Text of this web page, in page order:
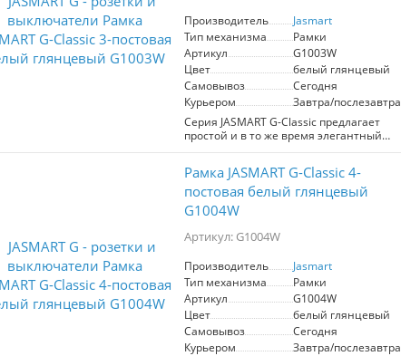
горизонтальная установка
Производитель
Jasmart
Тип механизма
Рамки
Артикул
G1003W
Цвет
белый глянцевый
Самовывоз
Сегодня
Курьером
Завтра/послезавтра
Серия JASMART G-Classic предлагает
простой и в то же время элегантный
дизайн, не подверженный
Рамки изготовлены из высокопрочного
поликарбоната, стойкого к
ультрафиолетовому излучению и
механическим повреждениям, просты в
уходе.
горизонтальная установка
Рамка JASMART G-Classic 4-
постовая белый глянцевый
G1004W
Артикул: G1004W
Производитель
Jasmart
Тип механизма
Рамки
Артикул
G1004W
Цвет
белый глянцевый
Самовывоз
Сегодня
Курьером
Завтра/послезавтра